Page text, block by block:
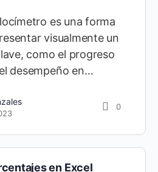
es una forma
visualmente un
como el progreso
desempeño en…
0
en Excel